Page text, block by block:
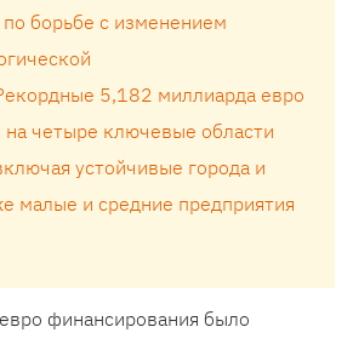
борьбе с изменением
5,182 миллиарда евро
четыре ключевые области
устойчивые города и
малые и средние предприятия
финансирования было